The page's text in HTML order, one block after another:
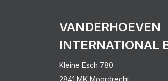
VANDERHOEVEN
INTERNATIONAL
Kleine Esch 780
2841 MK Moordrecht